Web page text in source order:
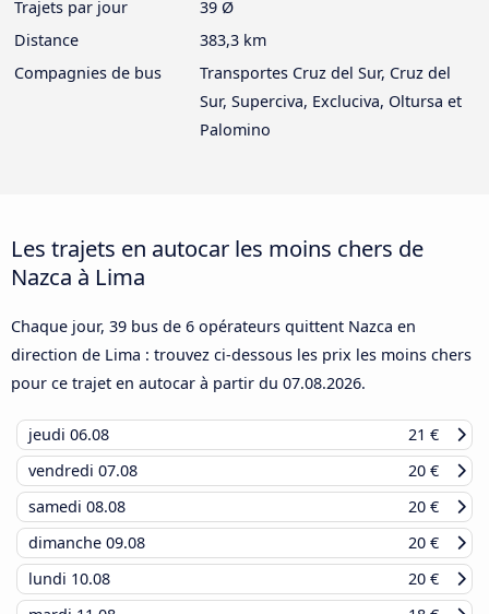
Trajets par jour
39 Ø
Distance
383,3 km
Compagnies de bus
Transportes Cruz del Sur, Cruz del
Sur, Superciva, Excluciva, Oltursa et
Palomino
Les trajets en autocar les moins chers de
Nazca à Lima
Chaque jour, 39 bus de 6 opérateurs quittent Nazca en
direction de Lima : trouvez ci-dessous les prix les moins chers
pour ce trajet en autocar à partir du 07.08.2026.
jeudi 06.08
21 €
vendredi 07.08
20 €
samedi 08.08
20 €
dimanche 09.08
20 €
lundi 10.08
20 €